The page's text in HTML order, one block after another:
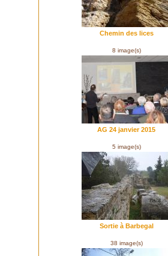
Chemin des lices
8 image(s)
AG 24 janvier 2015
5 image(s)
Sortie à Barbegal
38 image(s)